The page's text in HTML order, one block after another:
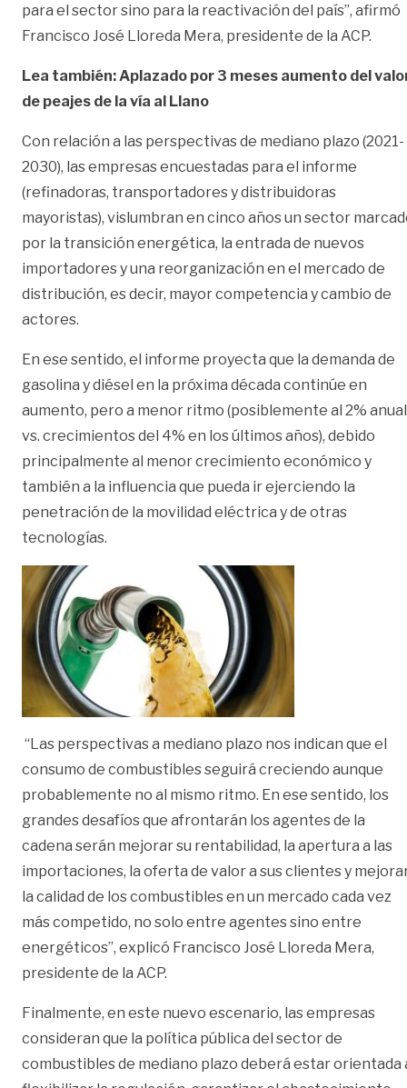
para el sector sino para la reactivación del país”, afirmó
Francisco José Lloreda Mera, presidente de la ACP.
Lea también: Aplazado por 3 meses aumento del
de peajes de la vía al Llano
Con relación a las perspectivas de mediano plazo (2021-
2030), las empresas encuestadas para el informe
(refinadoras, transportadores y distribuidoras
mayoristas), vislumbran en cinco años un sector
por la transición energética, la entrada de nuevos
importadores y una reorganización en el mercado de
distribución, es decir, mayor competencia y cambio de
actores.
En ese sentido, el informe proyecta que la demanda de
gasolina y diésel en la próxima década continúe en
aumento, pero a menor ritmo (posiblemente al 2% anual
vs. crecimientos del 4% en los últimos años), debido
principalmente al menor crecimiento económico y
también a la influencia que pueda ir ejerciendo la
penetración de la movilidad eléctrica y de otras
tecnologías.
“Las perspectivas a mediano plazo nos indican que el
consumo de combustibles seguirá creciendo aunque
probablemente no al mismo ritmo. En ese sentido, los
grandes desafíos que afrontarán los agentes de la
cadena serán mejorar su rentabilidad, la apertura a las
importaciones, la oferta de valor a sus clientes y
la calidad de los combustibles en un mercado cada vez
más competido, no solo entre agentes sino entre
energéticos”, explicó Francisco José Lloreda Mera,
presidente de la ACP.
Finalmente, en este nuevo escenario, las empresas
consideran que la política pública del sector de
combustibles de mediano plazo deberá estar orientada